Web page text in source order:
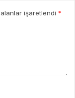
alanlar işaretlendi *